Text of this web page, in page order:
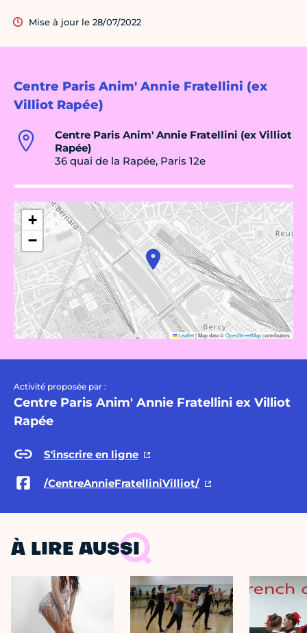
Centre Paris Anim' Annie Fratellini (ex
Villiot Rapée)
Centre Paris Anim' Annie Fratellini (ex Villiot
Rapée)
36 quai de la Rapée, Paris 12e
+
−
Leaflet|Map data ©OpenStreetMapcontributors
Activité proposée par :
Centre Paris Anim' Annie Fratellini ex Villiot
Rapée
S'inscrire en ligne
/CentreAnnieFratelliniVilliot/
Mise à jour le 28/07/2022
À LIRE AUSSI